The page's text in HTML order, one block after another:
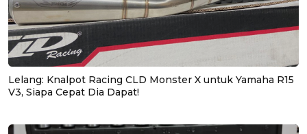
Lelang: Knalpot Racing CLD Monster X untuk Yamaha R15
V3, Siapa Cepat Dia Dapat!